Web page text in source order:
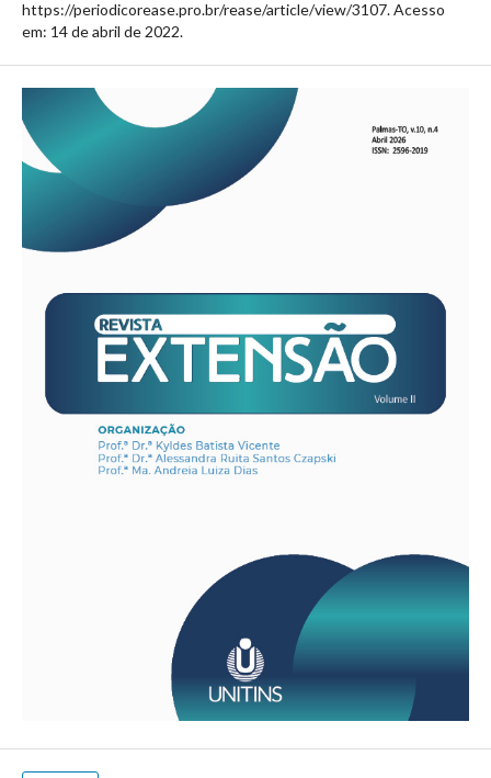
https://periodicorease.pro.br/rease/article/view/3107. Acesso
em: 14 de abril de 2022.